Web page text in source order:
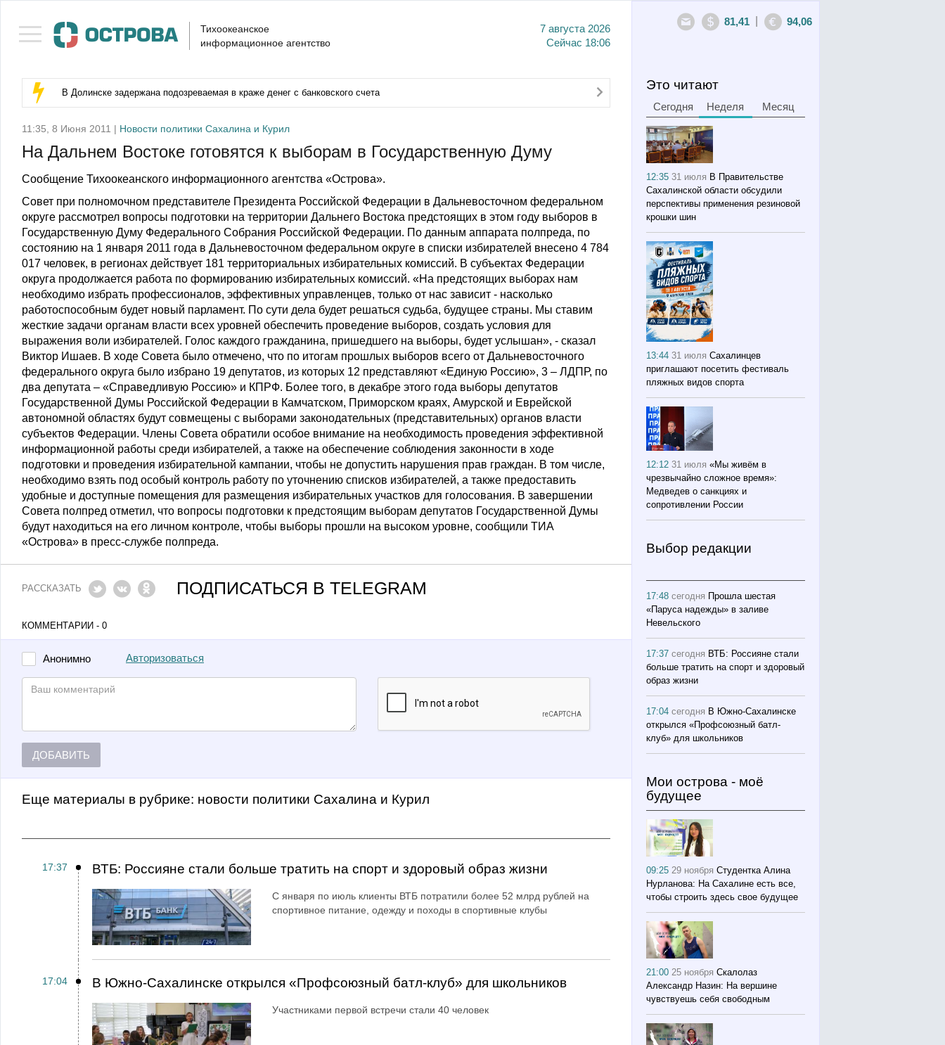
Тихоокеанское
информационное агентство
7 августа 2026
Сейчас 18:06
81,41 94,06
В Долинске задержана подозреваемая в краже денег с банковского счета
11:35, 8 Июня 2011 | Новости политики Сахалина и Курил
На Дальнем Востоке готовятся к выборам в Государственную Думу
Сообщение Тихоокеанского информационного агентства «Острова».
Совет при полномочном представителе Президента Российской Федерации в Дальневосточном федеральном
округе рассмотрел вопросы подготовки на территории Дальнего Востока предстоящих в этом году выборов в
Государственную Думу Федерального Собрания Российской Федерации. По данным аппарата полпреда, по
состоянию на 1 января 2011 года в Дальневосточном федеральном округе в списки избирателей внесено 4 784
017 человек, в регионах действует 181 территориальных избирательных комиссий. В субъектах Федерации
округа продолжается работа по формированию избирательных комиссий. «На предстоящих выборах нам
необходимо избрать профессионалов, эффективных управленцев, только от нас зависит - насколько
работоспособным будет новый парламент. По сути дела будет решаться судьба, будущее страны. Мы ставим
жесткие задачи органам власти всех уровней обеспечить проведение выборов, создать условия для
выражения воли избирателей. Голос каждого гражданина, пришедшего на выборы, будет услышан», - сказал
Виктор Ишаев. В ходе Совета было отмечено, что по итогам прошлых выборов всего от Дальневосточного
федерального округа было избрано 19 депутатов, из которых 12 представляют «Единую Россию», 3 – ЛДПР, по
два депутата – «Справедливую Россию» и КПРФ. Более того, в декабре этого года выборы депутатов
Государственной Думы Российской Федерации в Камчатском, Приморском краях, Амурской и Еврейской
автономной областях будут совмещены с выборами законодательных (представительных) органов власти
субъектов Федерации. Члены Совета обратили особое внимание на необходимость проведения эффективной
информационной работы среди избирателей, а также на обеспечение соблюдения законности в ходе
подготовки и проведения избирательной кампании, чтобы не допустить нарушения прав граждан. В том числе,
необходимо взять под особый контроль работу по уточнению списков избирателей, а также предоставить
удобные и доступные помещения для размещения избирательных участков для голосования. В завершении
Совета полпред отметил, что вопросы подготовки к предстоящим выборам депутатов Государственной Думы
будут находиться на его личном контроле, чтобы выборы прошли на высоком уровне, сообщили ТИА
«Острова» в пресс-службе полпреда.
РАССКАЗАТЬ ПОДПИСАТЬСЯ В TELEGRAM
КОММЕНТАРИИ - 0
Анонимно Авторизоваться
ДОБАВИТЬ
Еще материалы в рубрике: Новости политики Сахалина и Курил
17:37 ВТБ: Россияне стали больше тратить на спорт и здоровый образ жизни
С января по июль клиенты ВТБ потратили более 52 млрд рублей на
спортивное питание, одежду и походы в спортивные клубы
17:04 В Южно-Сахалинске открылся «Профсоюзный батл-клуб» для школьников
Участниками первой встречи стали 40 человек
Это читают
Сегодня Неделя Месяц
12:3531 июля В Правительстве
Сахалинской области обсудили
перспективы применения резиновой
крошки шин
13:4431 июля Сахалинцев
приглашают посетить фестиваль
пляжных видов спорта
12:1231 июля «Мы живём в
чрезвычайно сложное время»:
Медведев о санкциях и
сопротивлении России
Выбор редакции
17:48сегодня Прошла шестая
«Паруса надежды» в заливе
Невельского
17:37сегодня ВТБ: Россияне стали
больше тратить на спорт и здоровый
образ жизни
17:04сегодня В Южно-Сахалинске
открылся «Профсоюзный батл-
клуб» для школьников
Мои острова - моё
будущее
09:2529 ноября Студентка Алина
Нурланова: На Сахалине есть все,
чтобы строить здесь свое будущее
21:0025 ноября Скалолаз
Александр Назин: На вершине
чувствуешь себя свободным